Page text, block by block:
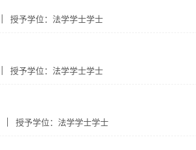
授予学位：法学学士学士
授予学位：法学学士学士
授予学位：法学学士学士